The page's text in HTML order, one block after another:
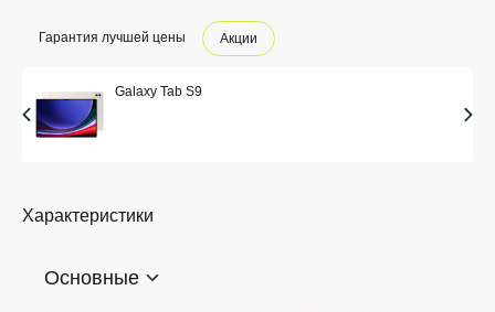
Гарантия лучшей цены Акции
Galaxy Tab S9
Характеристики
Основные